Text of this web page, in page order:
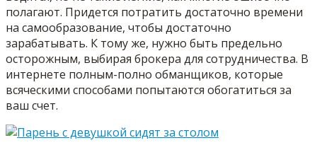
полагают. Придется потратить достаточно времени
на самообразование, чтобы достаточно
зарабатывать. К тому же, нужно быть предельно
осторожным, выбирая брокера для сотрудничества. В
интернете полным-полно обманщиков, которые
всяческими способами попытаются обогатиться за
ваш счет.